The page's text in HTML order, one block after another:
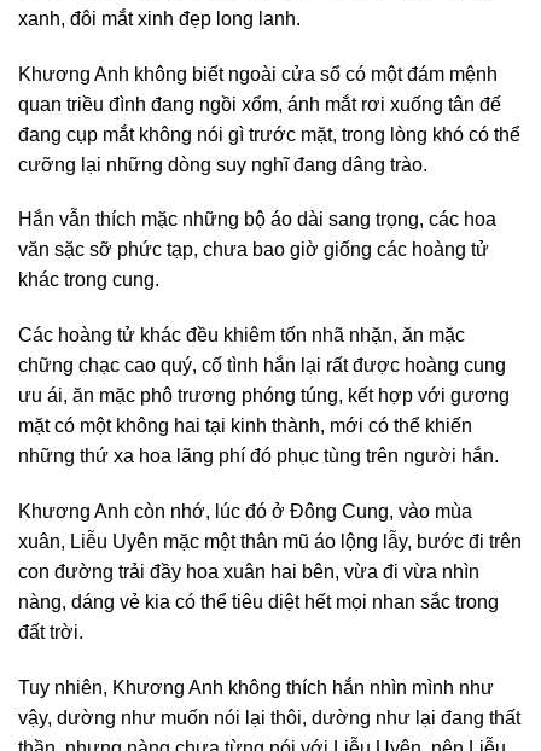
xanh, đôi mắt xinh đẹp long lanh.
Khương Anh không biết ngoài cửa sổ có một đám mệnh
quan triều đình đang ngồi xổm, ánh mắt rơi xuống tân đế
đang cụp mắt không nói gì trước mặt, trong lòng khó có thể
cưỡng lại những dòng suy nghĩ đang dâng trào.
Hắn vẫn thích mặc những bộ áo dài sang trọng, các hoa
văn sặc sỡ phức tạp, chưa bao giờ giống các hoàng tử
khác trong cung.
Các hoàng tử khác đều khiêm tốn nhã nhặn, ăn mặc
chững chạc cao quý, cố tình hắn lại rất được hoàng cung
ưu ái, ăn mặc phô trương phóng túng, kết hợp với gương
mặt có một không hai tại kinh thành, mới có thể khiến
những thứ xa hoa lãng phí đó phục tùng trên người hắn.
Khương Anh còn nhớ, lúc đó ở Đông Cung, vào mùa
xuân, Liễu Uyên mặc một thân mũ áo lộng lẫy, bước đi trên
con đường trải đầy hoa xuân hai bên, vừa đi vừa nhìn
nàng, dáng vẻ kia có thể tiêu diệt hết mọi nhan sắc trong
đất trời.
Tuy nhiên, Khương Anh không thích hắn nhìn mình như
vậy, dường như muốn nói lại thôi, dường như lại đang thất